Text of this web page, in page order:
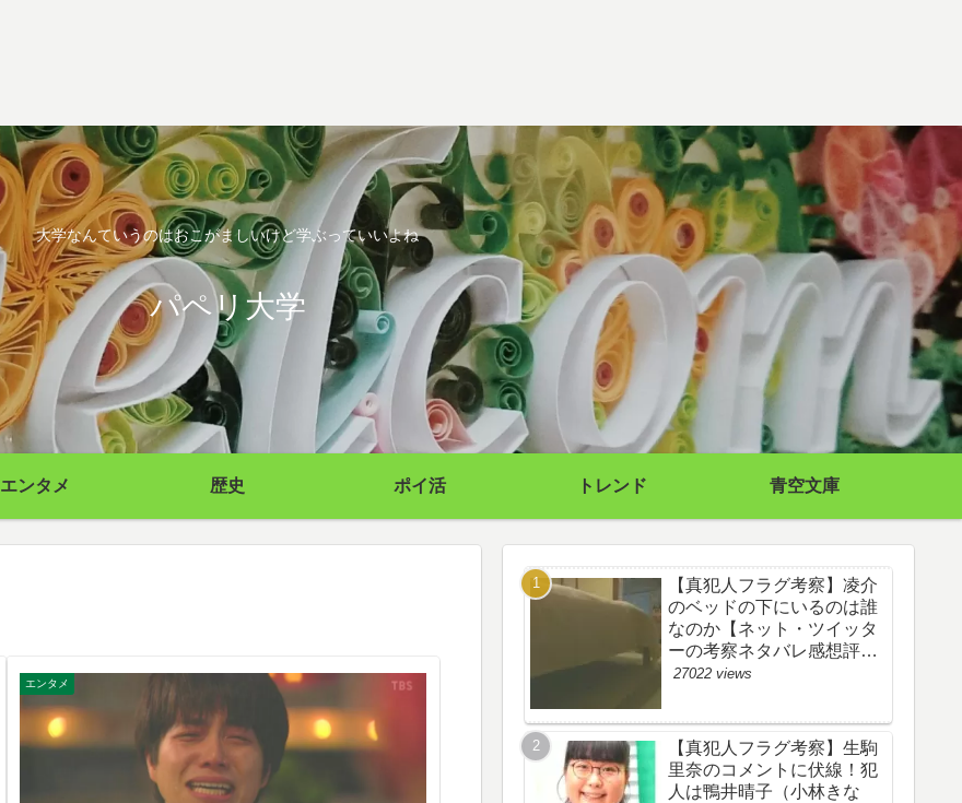
大学なんていうのはおこがましいけど学ぶっていいよね
パペリ大学
エンタメ 歴史 ポイ活 トレンド 青空文庫
エンタメ
【真犯人フラグ考察】凌介
のベッドの下にいるのは誰
なのか【ネット・ツイッタ
ーの考察ネタバレ感想評価
評判あらすじ原作犯人キャ
27022 views
【真犯人フラグ考察】生駒
里奈のコメントに伏線！犯
人は鴨井晴子（小林きな